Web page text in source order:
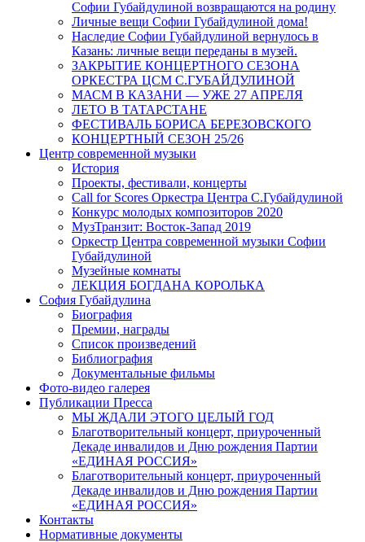
Софии Губайдулиной возвращаются на родину
Личные вещи Софии Губайдулиной дома!
Наследие Софии Губайдулиной вернулось в
Казань: личные вещи переданы в музей.
ЗАКРЫТИЕ КОНЦЕРТНОГО СЕЗОНА
ОРКЕСТРА ЦСМ С.ГУБАЙДУЛИНОЙ
МАСМ В КАЗАНИ — УЖЕ 27 АПРЕЛЯ
ЛЕТО В ТАТАРСТАНЕ
ФЕСТИВАЛЬ БОРИСА БЕРЕЗОВСКОГО
КОНЦЕРТНЫЙ СЕЗОН 25/26
Центр современной музыки
История
Проекты, фестивали, концерты
Call for Scores Оркестра Центра С.Губайдулиной
Конкурс молодых композиторов 2020
МузТранзит: Восток-Запад 2019
Оркестр Центра современной музыки Софии
Губайдулиной
Музейные комнаты
ЛЕКЦИЯ БОГДАНА КОРОЛЬКА
София Губайдулина
Биография
Премии, награды
Список произведений
Библиография
Документальные фильмы
Фото-видео галерея
Публикации Пресса
МЫ ЖДАЛИ ЭТОГО ЦЕЛЫЙ ГОД
Благотворительный концерт, приуроченный
Декаде инвалидов и Дню рождения Партии
«ЕДИНАЯ РОССИЯ»
Благотворительный концерт, приуроченный
Декаде инвалидов и Дню рождения Партии
«ЕДИНАЯ РОССИЯ»
Контакты
Нормативные документы